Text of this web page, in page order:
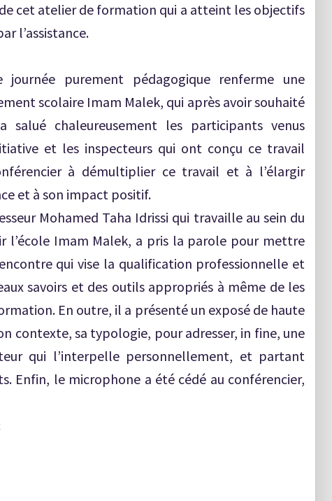
cet atelier de formation qui a atteint les objectifs
l’assistance.
purement pédagogique renferme une
scolaire Imam Malek, qui après avoir souhaité
chaleureusement les participants venus
et les inspecteurs qui ont conçu ce travail
à démultiplier ce travail et à l’élargir
et à son impact positif.
Mohamed Taha Idrissi qui travaille au sein du
l’école Imam Malek, a pris la parole pour mettre
qui vise la qualification professionnelle et
savoirs et des outils appropriés à même de les
En outre, il a présenté un exposé de haute
contexte, sa typologie, pour adresser, in fine, une
qui l’interpelle personnellement, et partant
Enfin, le microphone a été cédé au conférencier,